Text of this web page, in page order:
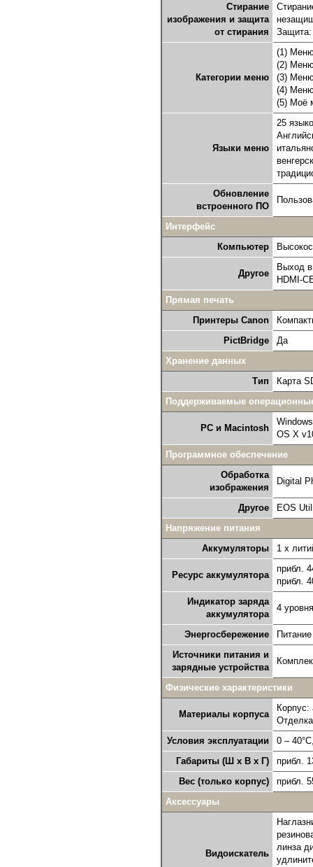
Стирание
изображения и защита
от стирания
Защита:
Категории меню
(1)
(2)
(3)
(4)
(5) Моё
Языки меню
25
Обновление
встроенного ПО
Интерфейс
Компьютер
Другое
Выход
HDMI-
Прямая печать
Принтеры Canon
PictBridge
Да
Хранение данных
Тип
Карта
Поддерживаемые
PC и Macintosh
OS X
Программное обеспечение
Обработка
изображения
Digital
Другое
EOS
Напряжение питания
Аккумуляторы
1 x
Ресурс аккумулятора
прибл.
прибл.
Индикатор заряда
аккумулятора
4 уровня
Энергосбережение
Источники питания и
зарядные устройства
Физические характеристики
Материалы корпуса
Условия эксплуатации
0 –
Габариты (Ш х В х Г)
прибл.
Вес (только корпус)
прибл.
Аксессуары
Видоискатель
линза